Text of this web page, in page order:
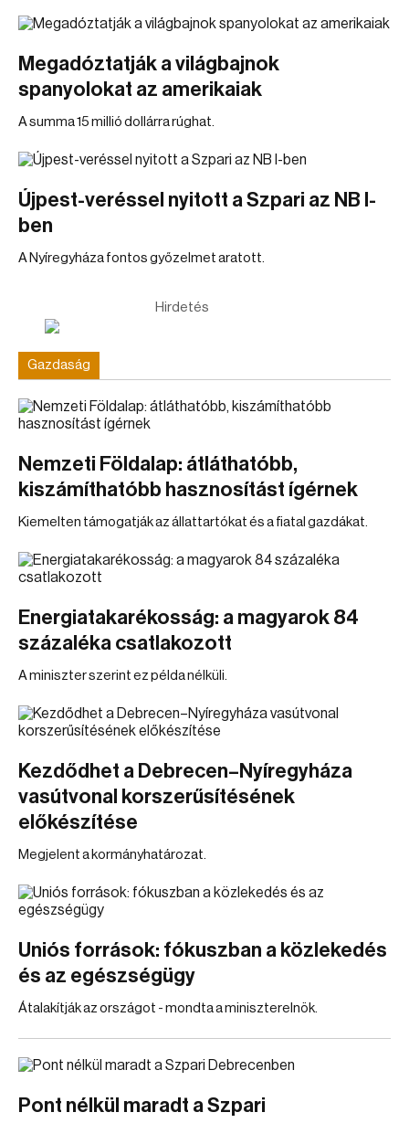
Megadóztatják a világbajnok
spanyolokat az amerikaiak
A summa 15 millió dollárra rúghat.
Újpest-veréssel nyitott a Szpari az NB I-
ben
A Nyíregyháza fontos győzelmet aratott.
Hirdetés
Gazdaság
Nemzeti Földalap: átláthatóbb,
kiszámíthatóbb hasznosítást ígérnek
Kiemelten támogatják az állattartókat és a fiatal gazdákat.
Energiatakarékosság: a magyarok 84
százaléka csatlakozott
A miniszter szerint ez példa nélküli.
Kezdődhet a Debrecen–Nyíregyháza
vasútvonal korszerűsítésének
előkészítése
Megjelent a kormányhatározat.
Uniós források: fókuszban a közlekedés
és az egészségügy
Átalakítják az országot - mondta a miniszterelnök.
Pont nélkül maradt a Szpari